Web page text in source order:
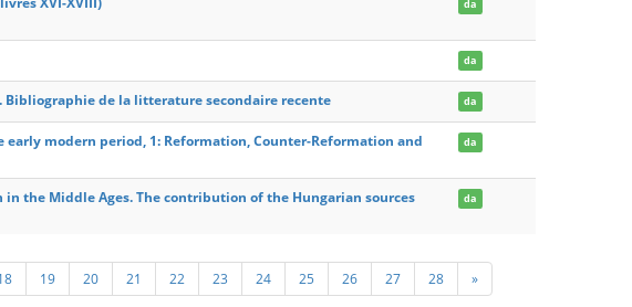
da
da
de la litterature secondaire recente da
modern period, 1: Reformation, Counter-Reformation and
da
the Middle Ages. The contribution of the Hungarian sources
da
19 20 21 22 23 24 25 26 27 28 »